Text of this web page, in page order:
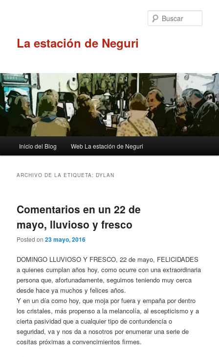
La estación de Neguri
principal
Inicio del Blog Web La estación de Neguri
ARCHIVO DE LA ETIQUETA: DYLAN
Comentarios en un 22 de
mayo, lluvioso y fresco
Posted on23 mayo, 2016
DOMINGO LLUVIOSO Y FRESCO, 22 de mayo, FELICIDADES
a quienes cumplan años hoy, como ocurre con una extraordinaria
persona que, afortunadamente, seguimos teniendo muy cerca
desde hace ya muchos y felices años.
Y en un día como hoy, que moja por fuera y empaña por dentro
los cristales, más propenso a la melancolía, al escepticismo y a
cierta pasividad que a cualquier tipo de contundencia o
seguridad, va y nos da a nosotros por enumerar una serie de
cositas próximas a convencimientos firmes.